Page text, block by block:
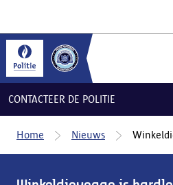
CONTACTEER DE POLITIE
Home Nieuws